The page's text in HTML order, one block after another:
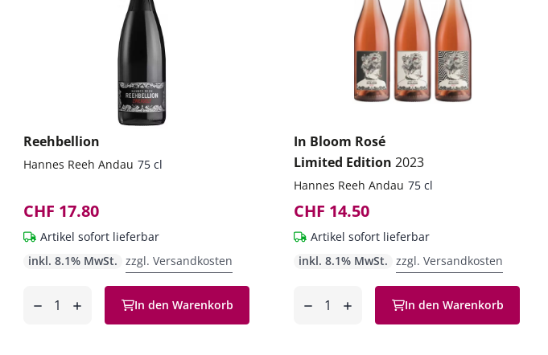
Reehbellion
Hannes Reeh Andau 75 cl
CHF 17.80
Artikel sofort lieferbar
inkl. 8.1% MwSt. zzgl. Versandkosten
In den Warenkorb
In Bloom Rosé
Limited Edition 2023
Hannes Reeh Andau 75 cl
CHF 14.50
Artikel sofort lieferbar
inkl. 8.1% MwSt. zzgl. Versandkosten
In den Warenkorb